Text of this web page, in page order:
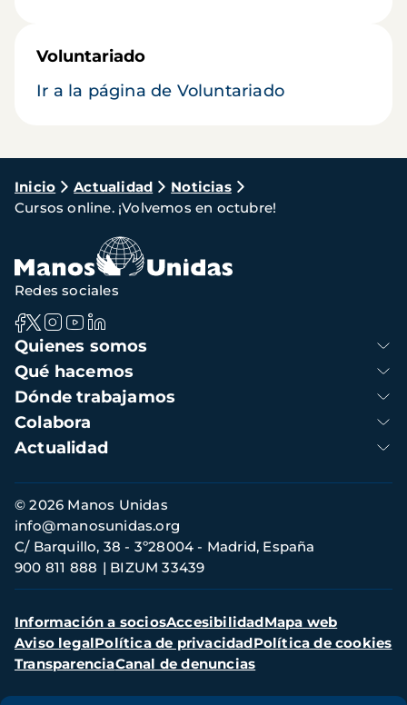
Voluntariado
Ir a la página de Voluntariado
Ruta
de
navegación
Inicio Actualidad
Noticias
Cursos online. ¡Volvemos en octubre!
Navegación
principal
Quienes somos
Qué hacemos
Dónde trabajamos
Colabora
Actualidad
Redes sociales
Información
de
contacto
© 2026 Manos Unidas
C/ Barquillo, 38 - 3º28004 - Madrid, España
900 811 888
BIZUM 33439
info@manosunidas.org
Menú
secundario
Información a sociosAccesibilidadMapa web
Aviso legalPolítica de privacidadPolítica de cookies
TransparenciaCanal de denuncias